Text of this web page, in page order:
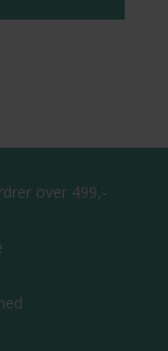
over 499,-